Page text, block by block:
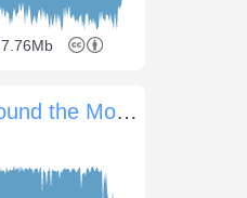
7.76Mb
Unicorn Heads - A Trip Around the Moon